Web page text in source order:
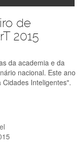
de
2015
da academia e da
nacional. Este ano
Inteligentes".